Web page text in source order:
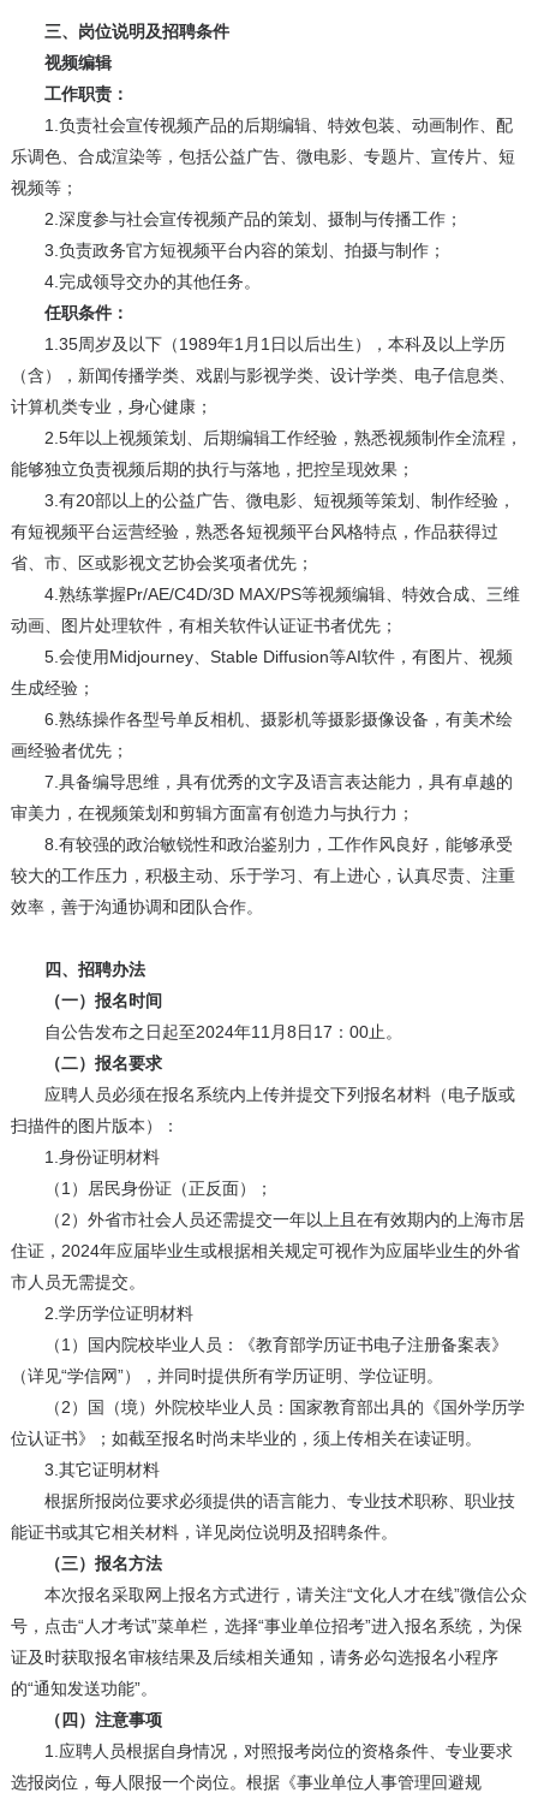
三、岗位说明及招聘条件
视频编辑
工作职责：
1.负责社会宣传视频产品的后期编辑、特效包装、动画制作、配
乐调色、合成渲染等，包括公益广告、微电影、专题片、宣传片、短
视频等；
2.深度参与社会宣传视频产品的策划、摄制与传播工作；
3.负责政务官方短视频平台内容的策划、拍摄与制作；
4.完成领导交办的其他任务。
任职条件：
1.35周岁及以下（1989年1月1日以后出生），本科及以上学历
（含），新闻传播学类、戏剧与影视学类、设计学类、电子信息类、
计算机类专业，身心健康；
2.5年以上视频策划、后期编辑工作经验，熟悉视频制作全流程，
能够独立负责视频后期的执行与落地，把控呈现效果；
3.有20部以上的公益广告、微电影、短视频等策划、制作经验，
有短视频平台运营经验，熟悉各短视频平台风格特点，作品获得过
省、市、区或影视文艺协会奖项者优先；
4.熟练掌握Pr/AE/C4D/3D MAX/PS等视频编辑、特效合成、三维
动画、图片处理软件，有相关软件认证证书者优先；
5.会使用Midjourney、Stable Diffusion等AI软件，有图片、视频
生成经验；
6.熟练操作各型号单反相机、摄影机等摄影摄像设备，有美术绘
画经验者优先；
7.具备编导思维，具有优秀的文字及语言表达能力，具有卓越的
审美力，在视频策划和剪辑方面富有创造力与执行力；
8.有较强的政治敏锐性和政治鉴别力，工作作风良好，能够承受
较大的工作压力，积极主动、乐于学习、有上进心，认真尽责、注重
效率，善于沟通协调和团队合作。
四、招聘办法
（一）报名时间
自公告发布之日起至2024年11月8日17：00止。
（二）报名要求
应聘人员必须在报名系统内上传并提交下列报名材料（电子版或
扫描件的图片版本）：
1.身份证明材料
（1）居民身份证（正反面）；
（2）外省市社会人员还需提交一年以上且在有效期内的上海市居
住证，2024年应届毕业生或根据相关规定可视作为应届毕业生的外省
市人员无需提交。
2.学历学位证明材料
（1）国内院校毕业人员：《教育部学历证书电子注册备案表》
（详见“学信网”），并同时提供所有学历证明、学位证明。
（2）国（境）外院校毕业人员：国家教育部出具的《国外学历学
位认证书》；如截至报名时尚未毕业的，须上传相关在读证明。
3.其它证明材料
根据所报岗位要求必须提供的语言能力、专业技术职称、职业技
能证书或其它相关材料，详见岗位说明及招聘条件。
（三）报名方法
本次报名采取网上报名方式进行，请关注“文化人才在线”微信公众
号，点击“人才考试”菜单栏，选择“事业单位招考”进入报名系统，为保
证及时获取报名审核结果及后续相关通知，请务必勾选报名小程序
的“通知发送功能”。
（四）注意事项
1.应聘人员根据自身情况，对照报考岗位的资格条件、专业要求
选报岗位，每人限报一个岗位。根据《事业单位人事管理回避规